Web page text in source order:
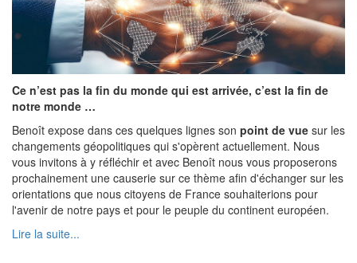
Ce n’est pas la fin du monde qui est arrivée, c’est la fin de
notre monde …
Benoît expose dans ces quelques lignes son point de vue sur les
changements géopolitiques qui s'opèrent actuellement. Nous
vous invitons à y réfléchir et avec Benoît nous vous proposerons
prochainement une causerie sur ce thème afin d'échanger sur les
orientations que nous citoyens de France souhaiterions pour
l'avenir de notre pays et pour le peuple du continent européen.
Lire la suite...